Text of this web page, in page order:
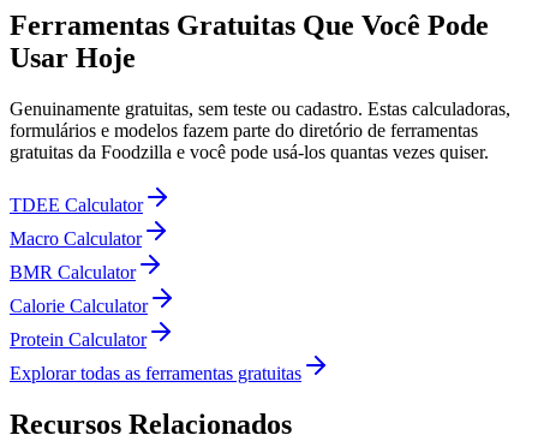
Ferramentas Gratuitas Que Você Pode
Usar Hoje
Genuinamente gratuitas, sem teste ou cadastro. Estas calculadoras,
formulários e modelos fazem parte do diretório de ferramentas
gratuitas da Foodzilla e você pode usá-los quantas vezes quiser.
TDEE Calculator
Macro Calculator
BMR Calculator
Calorie Calculator
Protein Calculator
Explorar todas as ferramentas gratuitas
Recursos Relacionados